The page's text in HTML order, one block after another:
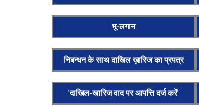
भू-लगान
निबन्धन के साथ दाखिल ख़ारिज का प्रपत्र
'दाखिल-खारिज वाद पर आपत्ति दर्ज करें'